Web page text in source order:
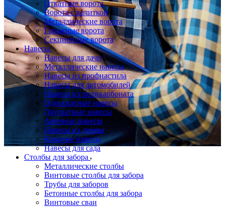
Откатные ворота
Ворота с калиткой
Металлические ворота
Гаражные ворота
Секционные ворота
Навесы
Навесы для дачи
Металлические навесы
Навесы из профнастила
Навесы для автомобилей
Навесы из поликарбоната
Односкатные навесы
Двускатные навесы
Арочные навесы
Навесы из дерева
Кованые навесы
Навесы для сада
Столбы для забора
Металлические столбы
Винтовые столбы для забора
Трубы для заборов
Бетонные столбы для забора
Винтовые сваи